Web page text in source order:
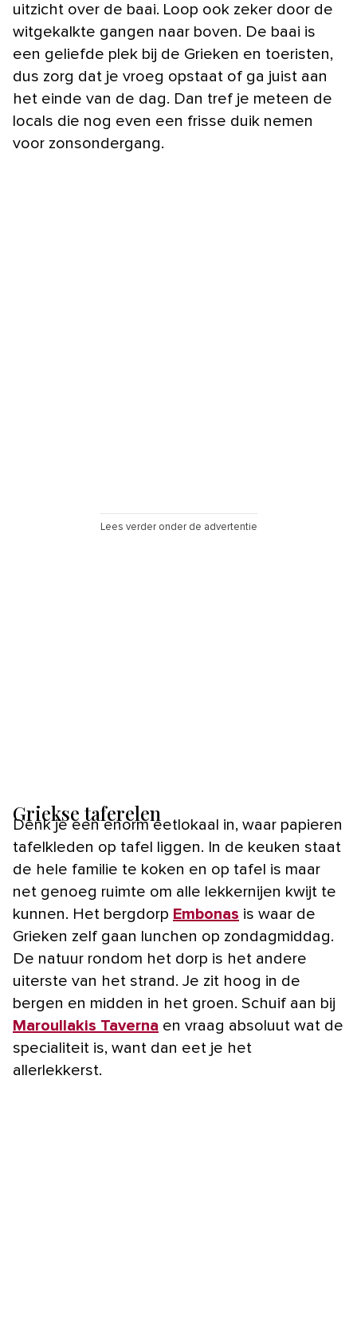
uitzicht over de baai. Loop ook zeker door de
witgekalkte gangen naar boven. De baai is
een geliefde plek bij de Grieken en toeristen,
dus zorg dat je vroeg opstaat of ga juist aan
het einde van de dag. Dan tref je meteen de
locals die nog even een frisse duik nemen
voor zonsondergang.
Lees verder onder de advertentie
Griekse taferelen
Denk je een enorm eetlokaal in, waar papieren
tafelkleden op tafel liggen. In de keuken staat
de hele familie te koken en op tafel is maar
net genoeg ruimte om alle lekkernijen kwijt te
kunnen. Het bergdorp Embonas is waar de
Grieken zelf gaan lunchen op zondagmiddag.
De natuur rondom het dorp is het andere
uiterste van het strand. Je zit hoog in de
bergen en midden in het groen. Schuif aan bij
Maroullakis Taverna en vraag absoluut wat de
specialiteit is, want dan eet je het
allerlekkerst.